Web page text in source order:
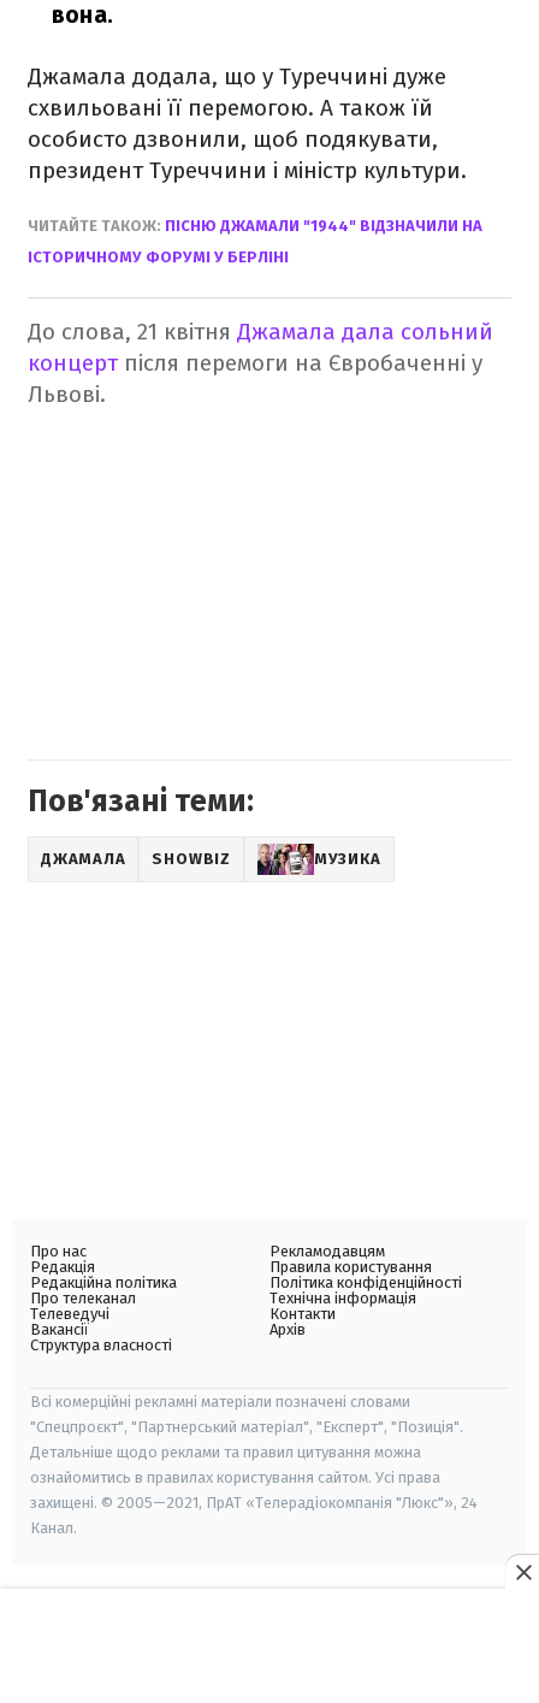
вона.
Джамала додала, що у Туреччині дуже
схвильовані її перемогою. А також їй
особисто дзвонили, щоб подякувати,
президент Туреччини і міністр культури.
ЧИТАЙТЕ ТАКОЖ: ПІСНЮ ДЖАМАЛИ "1944" ВІДЗНАЧИЛИ НА
ІСТОРИЧНОМУ ФОРУМІ У БЕРЛІНІ
До слова, 21 квітня Джамала дала сольний
концертпісля перемоги на Євробаченні у
Львові.
Пов'язані теми:
ДЖАМАЛА SHOWBIZ МУЗИКА
Про нас
Редакція
Редакційна політика
Про телеканал
Телеведучі
Вакансії
Структура власності
Рекламодавцям
Правила користування
Політика конфіденційності
Технічна інформація
Контакти
Архів
Всі комерційні рекламні матеріали позначені словами
"Спецпроєкт", "Партнерський матеріал", "Експерт", "Позиція".
Детальніше щодо реклами та правил цитування можна
ознайомитись в правилах користування сайтом. Усі права
захищені. © 2005—2021, ПрАТ «Телерадіокомпанія "Люкс"», 24
Канал.